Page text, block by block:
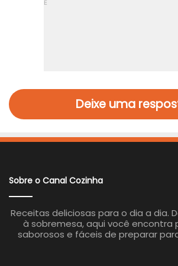
Deixe uma
Sobre o Canal Cozinha
Receitas deliciosas para o dia a dia.
à sobremesa, aqui você encontra
saborosos e fáceis de preparar